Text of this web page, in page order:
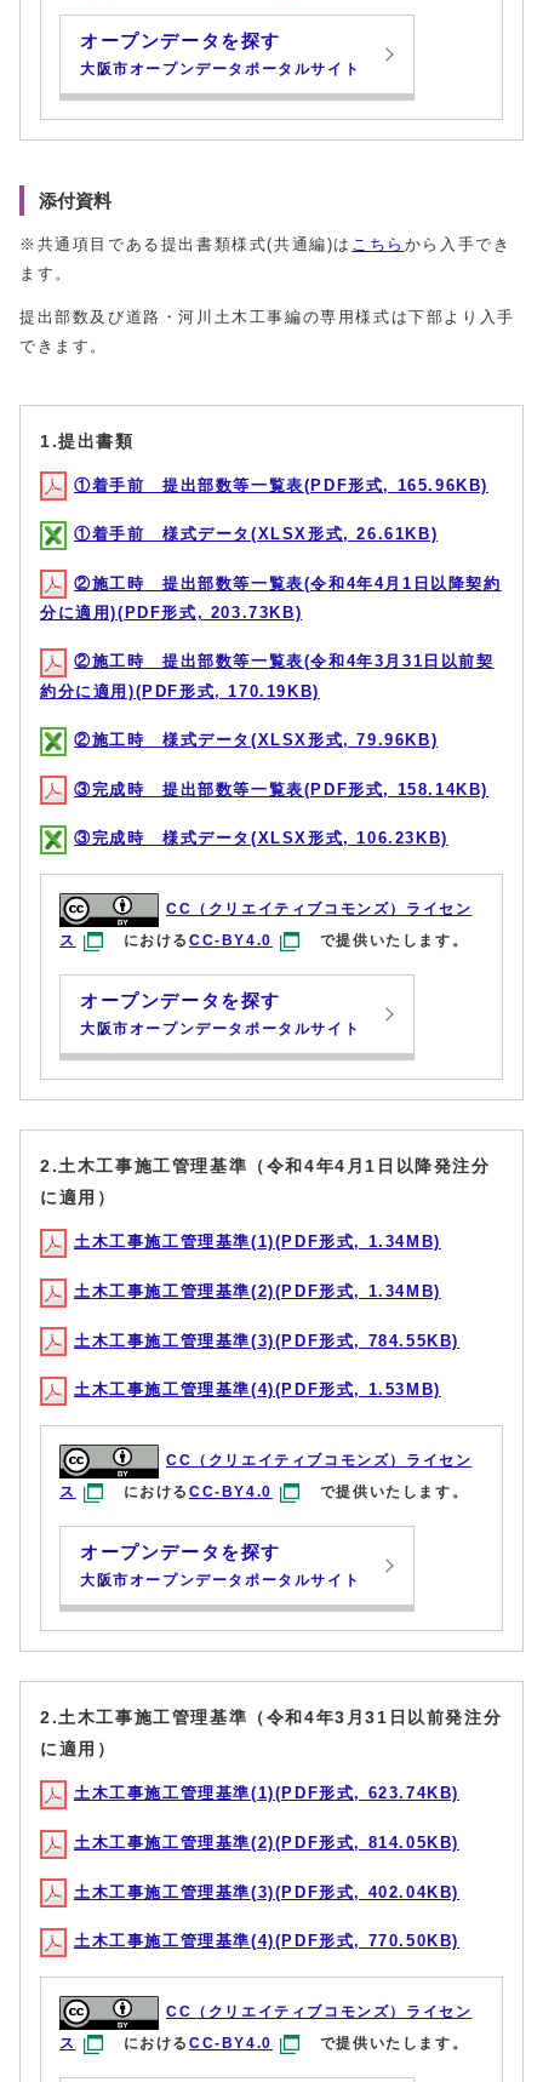
オープンデータを探す
大阪市オープンデータポータルサイト
添付資料
※共通項目である提出書類様式(共通編)は こちら から入手でき
ます。
提出部数及び道路・河川土木工事編の専用様式は下部より入手
できます。
1.提出書類
①着手前 提出部数等一覧表(PDF形式, 165.96KB)
①着手前 様式データ(XLSX形式, 26.61KB)
②施工時 提出部数等一覧表(令和4年4月1日以降契約
分に適用)(PDF形式, 203.73KB)
②施工時 提出部数等一覧表(令和4年3月31日以前契
約分に適用)(PDF形式, 170.19KB)
②施工時 様式データ(XLSX形式, 79.96KB)
③完成時 提出部数等一覧表(PDF形式, 158.14KB)
③完成時 様式データ(XLSX形式, 106.23KB)
CC（クリエイティブコモンズ）ライセン
ス
におけるCC-BY4.0 で提供いたします。
オープンデータを探す
大阪市オープンデータポータルサイト
2.土木工事施工管理基準（令和4年4月1日以降発注分
に適用）
土木工事施工管理基準(1)(PDF形式, 1.34MB)
土木工事施工管理基準(2)(PDF形式, 1.34MB)
土木工事施工管理基準(3)(PDF形式, 784.55KB)
土木工事施工管理基準(4)(PDF形式, 1.53MB)
CC（クリエイティブコモンズ）ライセン
ス
におけるCC-BY4.0 で提供いたします。
オープンデータを探す
大阪市オープンデータポータルサイト
2.土木工事施工管理基準（令和4年3月31日以前発注分
に適用）
土木工事施工管理基準(1)(PDF形式, 623.74KB)
土木工事施工管理基準(2)(PDF形式, 814.05KB)
土木工事施工管理基準(3)(PDF形式, 402.04KB)
土木工事施工管理基準(4)(PDF形式, 770.50KB)
CC（クリエイティブコモンズ）ライセン
ス
におけるCC-BY4.0 で提供いたします。